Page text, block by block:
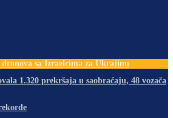
sa Izraelcima za Ukrajinu
1.320 prekršaja u saobraćaju, 48 vozača